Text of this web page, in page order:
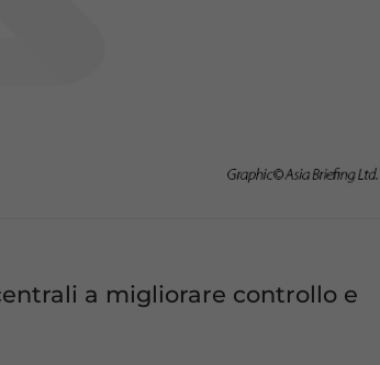
a migliorare controllo e